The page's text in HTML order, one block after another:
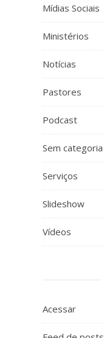
Mídias Sociais
Ministérios
Notícias
Pastores
Podcast
Sem categoria
Serviços
Slideshow
Vídeos
Acessar